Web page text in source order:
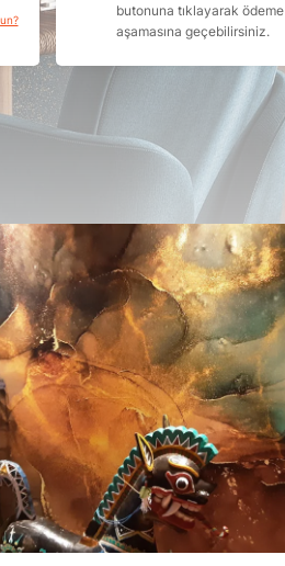
butonuna tıklayarak ödeme
aşamasına geçebilirsiniz.